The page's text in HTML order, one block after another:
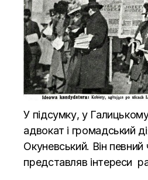
У підсумку, у
адвокат і громадський
Окуневський. Він певний
представляв інтереси